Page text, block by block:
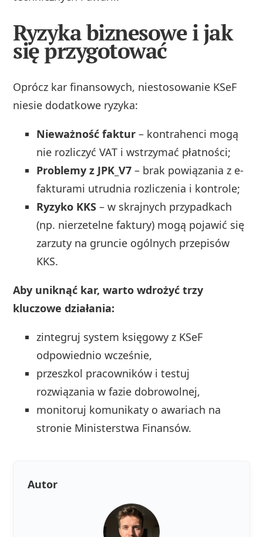
Ryzyka biznesowe i jak
się przygotować
Oprócz kar finansowych, niestosowanie KSeF
niesie dodatkowe ryzyka:
Nieważność faktur – kontrahenci mogą
nie rozliczyć VAT i wstrzymać płatności;
Problemy z JPK_V7 – brak powiązania z e-
fakturami utrudnia rozliczenia i kontrole;
Ryzyko KKS – w skrajnych przypadkach
(np. nierzetelne faktury) mogą pojawić się
zarzuty na gruncie ogólnych przepisów
KKS.
Aby uniknąć kar, warto wdrożyć trzy
kluczowe działania:
zintegruj system księgowy z KSeF
odpowiednio wcześnie,
przeszkol pracowników i testuj
rozwiązania w fazie dobrowolnej,
monitoruj komunikaty o awariach na
stronie Ministerstwa Finansów.
Autor